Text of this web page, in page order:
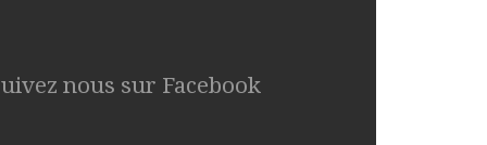
nous sur Facebook